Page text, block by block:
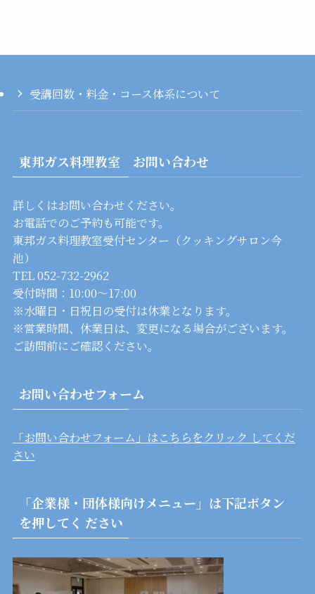
受講回数・料金・コース体系について
東邦ガス料理教室 お問い合わせ
詳しくはお問い合わせください。
お電話でのご予約も可能です。
東邦ガス料理教室受付センター（クッキングサロン今
池）
TEL 052-732-2962
受付時間：10:00～17:00
※水曜日・日祝日の受付は休業となります。
※営業時間、休業日は、変更になる場合がございます。
ご訪問前にご確認ください。
お問い合わせフォーム
「お問い合わせフォーム」はこちらをクリック してくだ
さい
「企業様・団体様向けメニュー」は下記ボタン
を押してく ださい